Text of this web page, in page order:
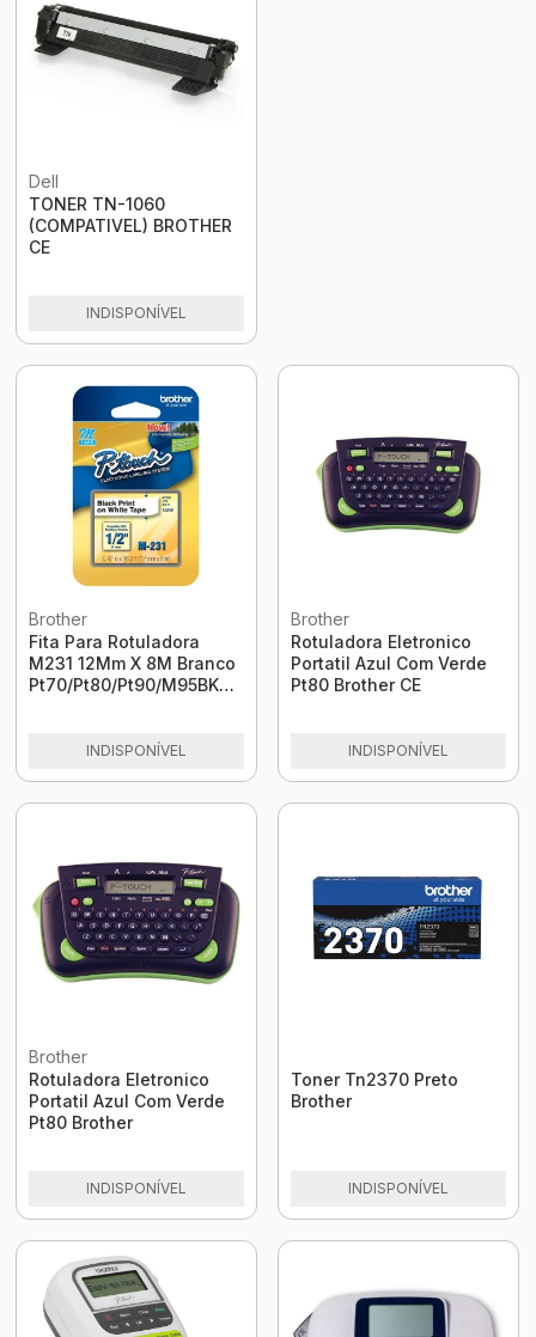
Dell
TONER TN-1060
(COMPATIVEL) BROTHER
CE
INDISPONÍVEL
Brother
Fita Para Rotuladora
M231 12Mm X 8M Branco
Pt70/Pt80/Pt90/M95BK
INDISPONÍVEL
Brother
Rotuladora Eletronico
Portatil Azul Com Verde
Pt80 Brother CE
INDISPONÍVEL
Brother
Rotuladora Eletronico
Portatil Azul Com Verde
Pt80 Brother
INDISPONÍVEL
Toner Tn2370 Preto
Brother
INDISPONÍVEL